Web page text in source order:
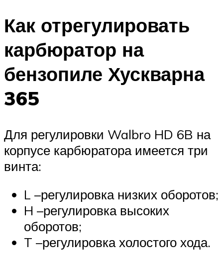
Как отрегулировать
карбюратор на
бензопиле Хускварна
365
Для регулировки Walbro HD 6B на
корпусе карбюратора имеется три
винта:
L –регулировка низких оборотов;
H –регулировка высоких
оборотов;
T –регулировка холостого хода.